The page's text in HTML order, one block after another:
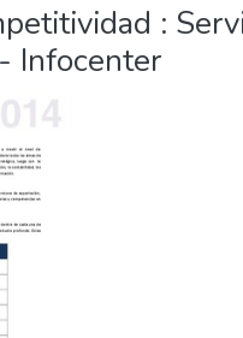
:
Infocenter